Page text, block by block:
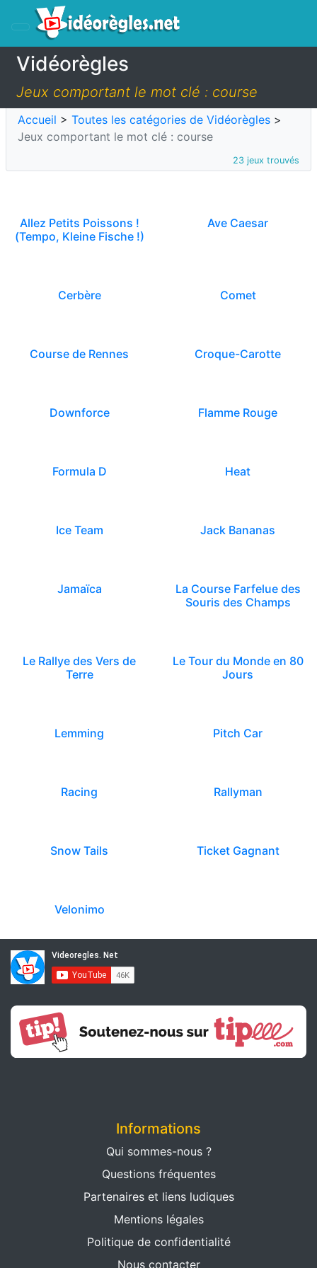
Vidéorègles
Jeux comportant le mot clé : course
Accueil > Toutes les catégories de Vidéorègles >
Jeux comportant le mot clé : course
23 jeux trouvés
Allez Petits Poissons !
(Tempo, Kleine Fische !)
Ave Caesar
Cerbère Comet
Course de Rennes Croque-Carotte
Downforce Flamme Rouge
Formula D Heat
Ice Team Jack Bananas
Jamaïca
La Course Farfelue des
Souris des Champs
Le Rallye des Vers de
Terre
Le Tour du Monde en 80
Jours
Lemming Pitch Car
Racing Rallyman
Snow Tails Ticket Gagnant
Velonimo
Informations
Qui sommes-nous ?
Questions fréquentes
Partenaires et liens ludiques
Mentions légales
Politique de confidentialité
Nous contacter